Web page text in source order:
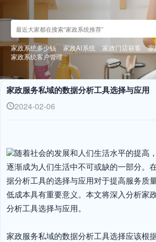
家政系统多少钱 家政AI系统 家政门店获客
家政系统客户管理
家政服务私域的数据分析工具选择与应用
2024-02-06
随着社会的发展和人们生活水平的提高
逐渐成为人们生活中不可或缺的一部分。
据分析工具的选择与应用对于提高服务质
低成本具有重要意义。本文将深入分析家
分析工具选择与应用。
家政服务私域的数据分析工具选择应该根